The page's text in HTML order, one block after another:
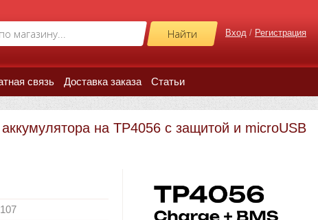
Вход / Регистрация
связь Доставка заказа Статьи
на TP4056 c защитой и microUSB